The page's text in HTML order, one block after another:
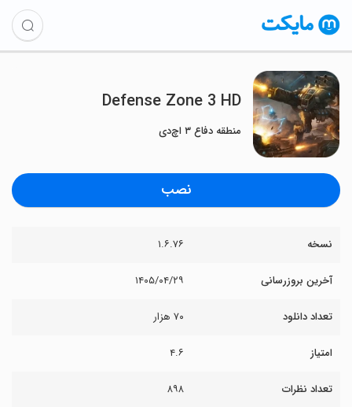
Defense Zone 3 HD
منطقه دفاع ۳ اچ‌دی
نصب
نسخه ۱.۶.۷۶
آخرین بروزرسانی ۱۴۰۵/۰۴/۲۹
تعداد دانلود ۷۰ هزار
امتیاز ۴.۶
تعداد نظرات ۸۹۸